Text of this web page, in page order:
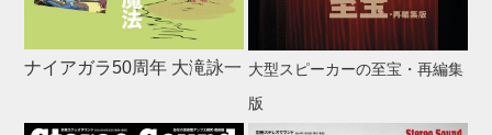
ナイアガラ50周年 大滝詠一 大型スピーカーの至宝・再編集
版